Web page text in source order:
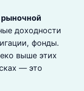
рыночной
доходности
фонды.
выше этих
— это